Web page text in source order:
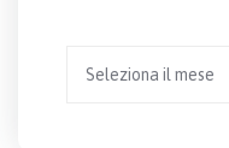
per